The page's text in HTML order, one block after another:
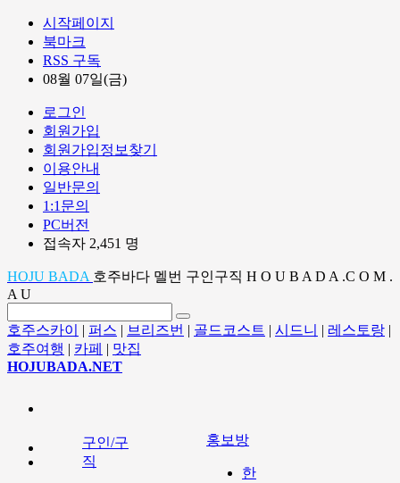
시작페이지
북마크
RSS 구독
08월 07일(금)
로그인
회원가입
회원가입정보찾기
이용안내
일반문의
1:1문의
PC버전
접속자 2,451 명
HOJU BADA 호주바다 멜번 구인구직 H O U B A D A .C O M .
A U
호주스카이 | 퍼스 | 브리즈번 | 골드코스트 | 시드니 | 레스토랑 |
호주여행 | 카페 | 맛집
HOJUBADA.NET
구인/구
직
홍보방
한